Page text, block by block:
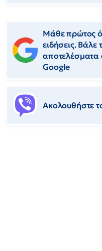
Μάθε πρώτος
ειδήσεις.
αποτελέσματα
Google
Ακολουθήστε